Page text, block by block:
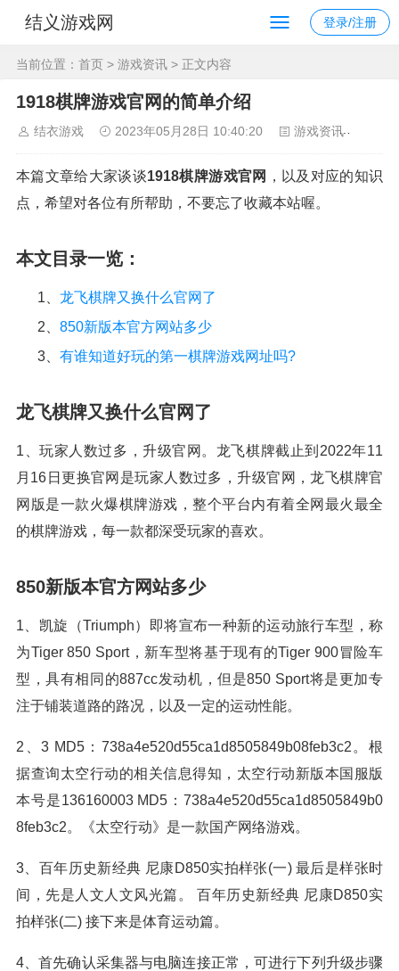
结义游戏网 登录/注册
当前位置： 首页 > 游戏资讯 > 正文内容
1918棋牌游戏官网的简单介绍
结衣游戏 2023年05月28日 10:40:20 游戏资讯
本篇文章给大家谈谈1918棋牌游戏官网
，以及对应的知识
点，希望对各位有所帮助，不要忘了收藏本站喔。
本文目录一览：
1、 龙飞棋牌又换什么官网了
2、 850新版本官方网站多少
3、 有谁知道好玩的第一棋牌游戏网址吗?
龙飞棋牌又换什么官网了
1、玩家人数过多，升级官网。龙飞棋牌截止到2022年11
月16日更换官网是玩家人数过多，升级官网，龙飞棋牌官
网版是一款火爆棋牌游戏，整个平台内有着全网最火最全
的棋牌游戏，每一款都深受玩家的喜欢。
850新版本官方网站多少
1、凯旋（Triumph）即将宣布一种新的运动旅行车型，称
为Tiger 850 Sport，新车型将基于现有的Tiger 900冒险车
型，具有相同的887cc发动机，但是850 Sport将是更加专
注于铺装道路的路况，以及一定的运动性能。
2、3 MD5：738a4e520d55ca1d8505849b08feb3c2。根
据查询太空行动的相关信息得知，太空行动新版本国服版
本号是136160003 MD5：738a4e520d55ca1d8505849b0
8feb3c2。《太空行动》是一款国产网络游戏。
3、百年历史新经典 尼康D850实拍样张(一) 最后是样张时
间，先是人文人文风光篇。 百年历史新经典 尼康D850实
拍样张(二) 接下来是体育运动篇。
4、首先确认采集器与电脑连接正常，可进行下列升级步骤